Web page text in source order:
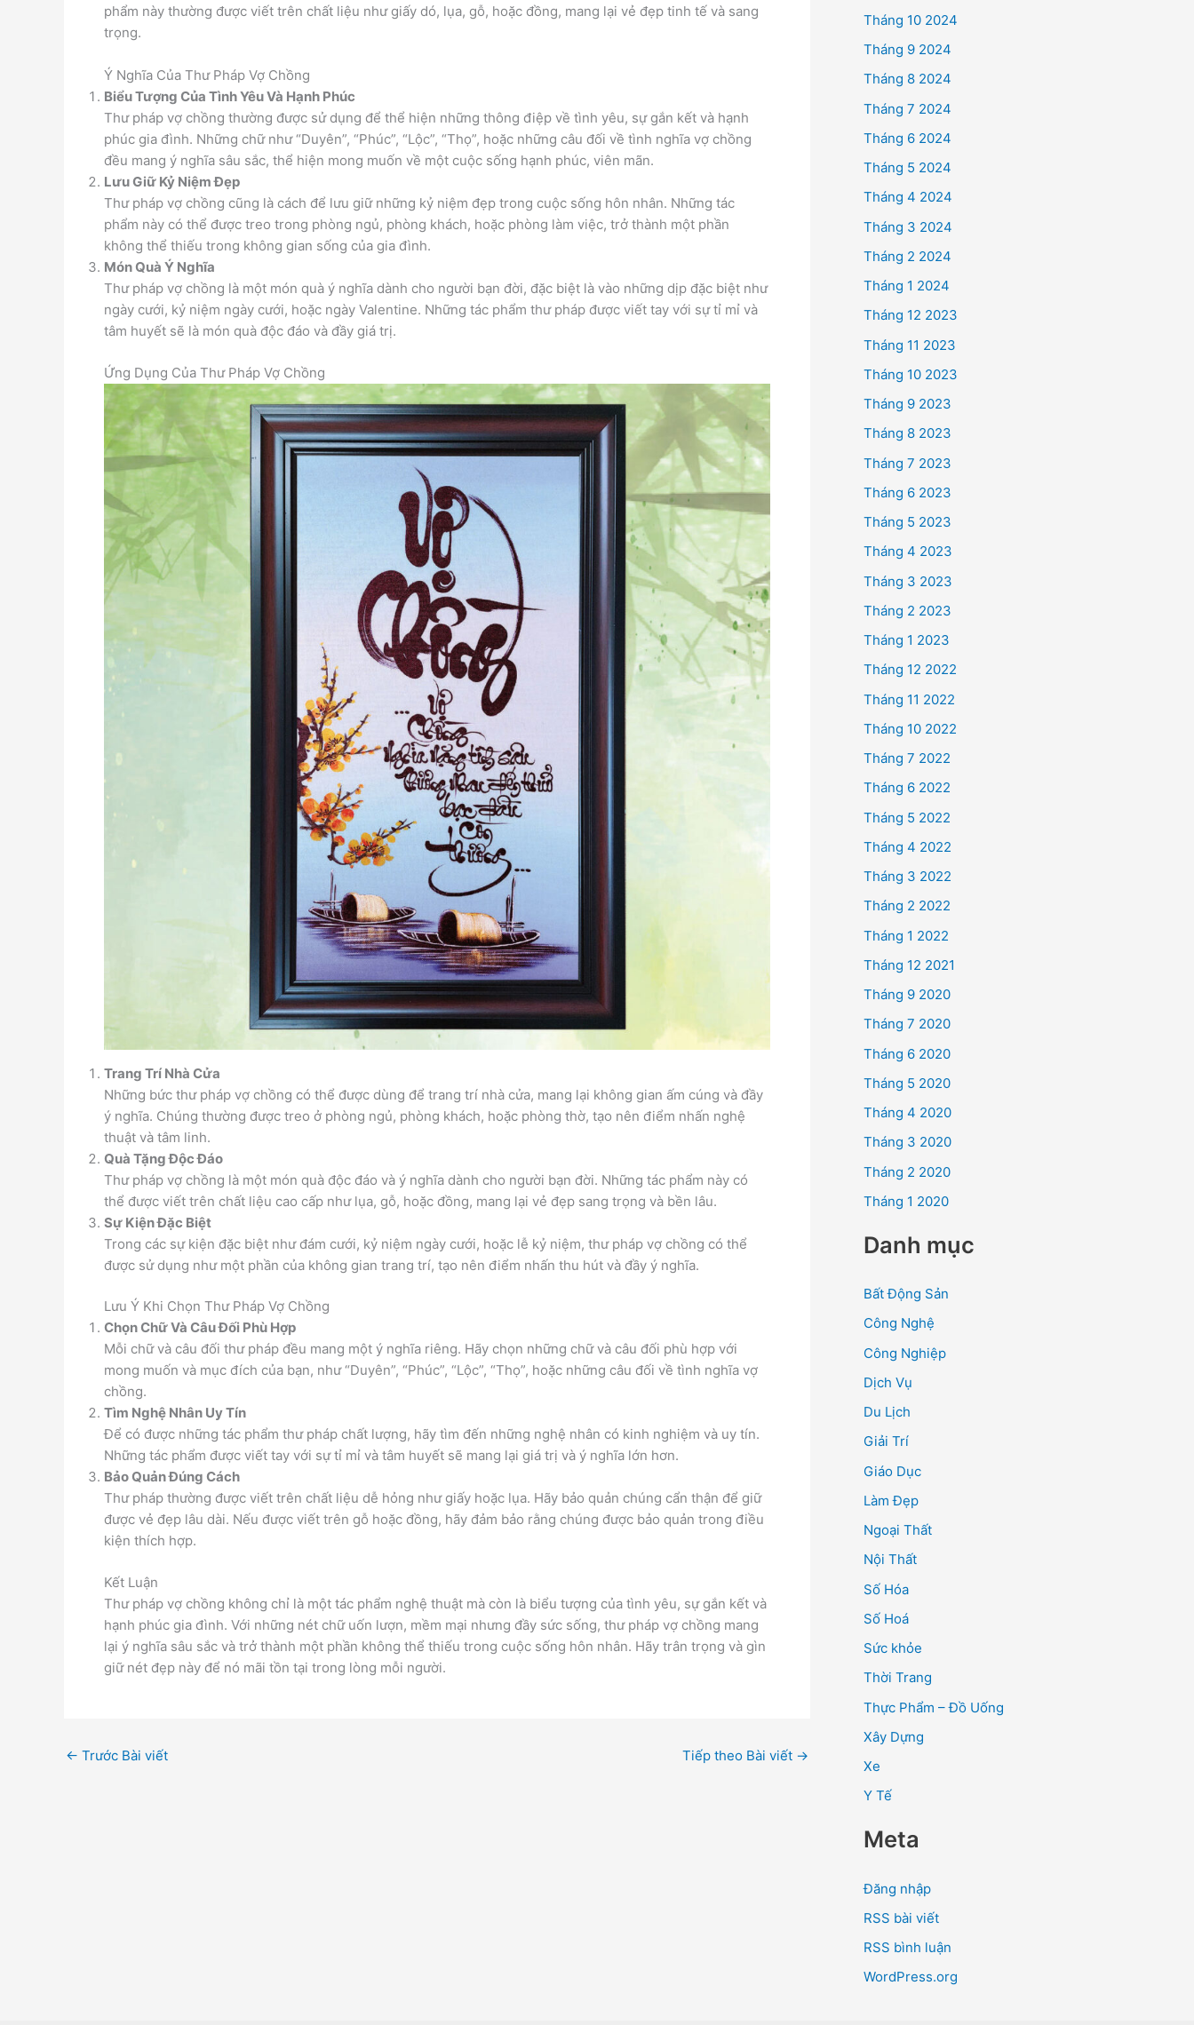
phẩm này thường được viết trên chất liệu như giấy dó, lụa, gỗ, hoặc đồng, mang lại vẻ đẹp tinh tế và sang
trọng.
Ý Nghĩa Của Thư Pháp Vợ Chồng
Biểu Tượng Của Tình Yêu Và Hạnh Phúc
Thư pháp vợ chồng thường được sử dụng để thể hiện những thông điệp về tình yêu, sự gắn kết và hạnh
phúc gia đình. Những chữ như “Duyên”, “Phúc”, “Lộc”, “Thọ”, hoặc những câu đối về tình nghĩa vợ chồng
đều mang ý nghĩa sâu sắc, thể hiện mong muốn về một cuộc sống hạnh phúc, viên mãn.
Lưu Giữ Kỷ Niệm Đẹp
Thư pháp vợ chồng cũng là cách để lưu giữ những kỷ niệm đẹp trong cuộc sống hôn nhân. Những tác
phẩm này có thể được treo trong phòng ngủ, phòng khách, hoặc phòng làm việc, trở thành một phần
không thể thiếu trong không gian sống của gia đình.
Món Quà Ý Nghĩa
Thư pháp vợ chồng là một món quà ý nghĩa dành cho người bạn đời, đặc biệt là vào những dịp đặc biệt như
ngày cưới, kỷ niệm ngày cưới, hoặc ngày Valentine. Những tác phẩm thư pháp được viết tay với sự tỉ mỉ và
tâm huyết sẽ là món quà độc đáo và đầy giá trị.
Ứng Dụng Của Thư Pháp Vợ Chồng
Trang Trí Nhà Cửa
Những bức thư pháp vợ chồng có thể được dùng để trang trí nhà cửa, mang lại không gian ấm cúng và đầy
ý nghĩa. Chúng thường được treo ở phòng ngủ, phòng khách, hoặc phòng thờ, tạo nên điểm nhấn nghệ
thuật và tâm linh.
Quà Tặng Độc Đáo
Thư pháp vợ chồng là một món quà độc đáo và ý nghĩa dành cho người bạn đời. Những tác phẩm này có
thể được viết trên chất liệu cao cấp như lụa, gỗ, hoặc đồng, mang lại vẻ đẹp sang trọng và bền lâu.
Sự Kiện Đặc Biệt
Trong các sự kiện đặc biệt như đám cưới, kỷ niệm ngày cưới, hoặc lễ kỷ niệm, thư pháp vợ chồng có thể
được sử dụng như một phần của không gian trang trí, tạo nên điểm nhấn thu hút và đầy ý nghĩa.
Lưu Ý Khi Chọn Thư Pháp Vợ Chồng
Chọn Chữ Và Câu Đối Phù Hợp
Mỗi chữ và câu đối thư pháp đều mang một ý nghĩa riêng. Hãy chọn những chữ và câu đối phù hợp với
mong muốn và mục đích của bạn, như “Duyên”, “Phúc”, “Lộc”, “Thọ”, hoặc những câu đối về tình nghĩa vợ
chồng.
Tìm Nghệ Nhân Uy Tín
Để có được những tác phẩm thư pháp chất lượng, hãy tìm đến những nghệ nhân có kinh nghiệm và uy tín.
Những tác phẩm được viết tay với sự tỉ mỉ và tâm huyết sẽ mang lại giá trị và ý nghĩa lớn hơn.
Bảo Quản Đúng Cách
Thư pháp thường được viết trên chất liệu dễ hỏng như giấy hoặc lụa. Hãy bảo quản chúng cẩn thận để giữ
được vẻ đẹp lâu dài. Nếu được viết trên gỗ hoặc đồng, hãy đảm bảo rằng chúng được bảo quản trong điều
kiện thích hợp.
Kết Luận
Thư pháp vợ chồng không chỉ là một tác phẩm nghệ thuật mà còn là biểu tượng của tình yêu, sự gắn kết và
hạnh phúc gia đình. Với những nét chữ uốn lượn, mềm mại nhưng đầy sức sống, thư pháp vợ chồng mang
lại ý nghĩa sâu sắc và trở thành một phần không thể thiếu trong cuộc sống hôn nhân. Hãy trân trọng và gìn
giữ nét đẹp này để nó mãi tồn tại trong lòng mỗi người.
← Trước Bài viết Tiếp theo Bài viết →
Tháng 10 2024
Tháng 9 2024
Tháng 8 2024
Tháng 7 2024
Tháng 6 2024
Tháng 5 2024
Tháng 4 2024
Tháng 3 2024
Tháng 2 2024
Tháng 1 2024
Tháng 12 2023
Tháng 11 2023
Tháng 10 2023
Tháng 9 2023
Tháng 8 2023
Tháng 7 2023
Tháng 6 2023
Tháng 5 2023
Tháng 4 2023
Tháng 3 2023
Tháng 2 2023
Tháng 1 2023
Tháng 12 2022
Tháng 11 2022
Tháng 10 2022
Tháng 7 2022
Tháng 6 2022
Tháng 5 2022
Tháng 4 2022
Tháng 3 2022
Tháng 2 2022
Tháng 1 2022
Tháng 12 2021
Tháng 9 2020
Tháng 7 2020
Tháng 6 2020
Tháng 5 2020
Tháng 4 2020
Tháng 3 2020
Tháng 2 2020
Tháng 1 2020
Danh mục
Bất Động Sản
Công Nghệ
Công Nghiệp
Dịch Vụ
Du Lịch
Giải Trí
Giáo Dục
Làm Đẹp
Ngoại Thất
Nội Thất
Số Hóa
Số Hoá
Sức khỏe
Thời Trang
Thực Phẩm – Đồ Uống
Xây Dựng
Xe
Y Tế
Meta
Đăng nhập
RSS bài viết
RSS bình luận
WordPress.org